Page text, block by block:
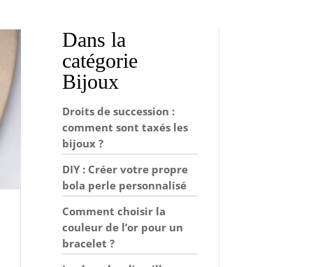
Dans la
catégorie
Bijoux
Droits de succession :
comment sont taxés les
bijoux ?
DIY : Créer votre propre
bola perle personnalisé
Comment choisir la
couleur de l’or pour un
bracelet ?